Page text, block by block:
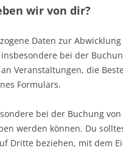
wir von dir?
Daten zur
bei der
Veranstaltungen, die
Formulars.
bei der Buchung
werden können. Du
Dritte beziehen, mit dem